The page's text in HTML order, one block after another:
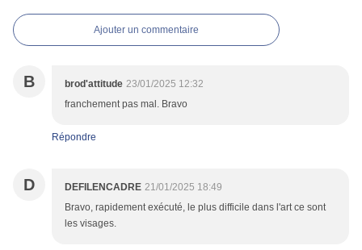
Ajouter un commentaire
B brod'attitude 23/01/2025 12:32
franchement pas mal. Bravo
Répondre
D DEFILENCADRE 21/01/2025 18:49
Bravo, rapidement exécuté, le plus difficile dans l'art ce sont
les visages.